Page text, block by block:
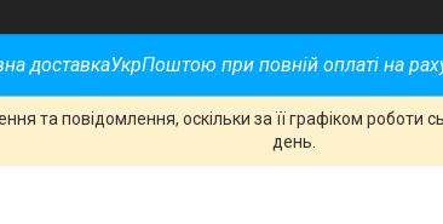
доставкаУкрПоштою при повній оплаті на
та повідомлення, оскільки за її графіком
день.